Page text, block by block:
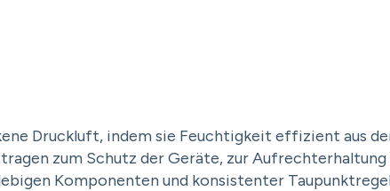
Druckluft, indem sie Feuchtigkeit effizient aus
zum Schutz der Geräte, zur
Komponenten und konsistenter